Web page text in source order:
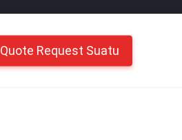
Quote Request Suatu